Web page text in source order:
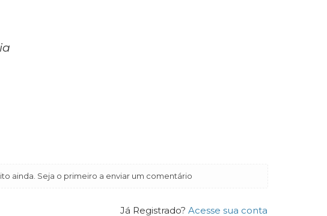
ainda. Seja o primeiro a enviar um comentário
Já Registrado? Acesse sua conta